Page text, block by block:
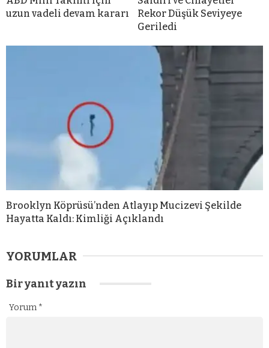
uzun vadeli devam kararı
Rekor Düşük Seviyeye
Geriledi
Brooklyn Köprüsü’nden Atlayıp Mucizevi Şekilde
Hayatta Kaldı: Kimliği Açıklandı
YORUMLAR
Bir yanıt yazın
Yorum *